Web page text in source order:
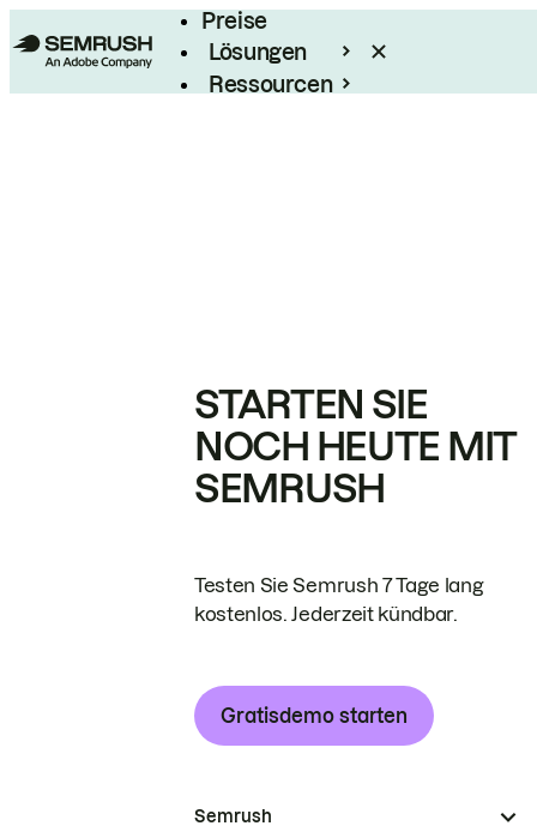
Preise
Lösungen
Ressourcen
STARTEN SIE
NOCH HEUTE MIT
SEMRUSH
Testen Sie Semrush 7 Tage lang
kostenlos. Jederzeit kündbar.
Gratisdemo starten
Semrush